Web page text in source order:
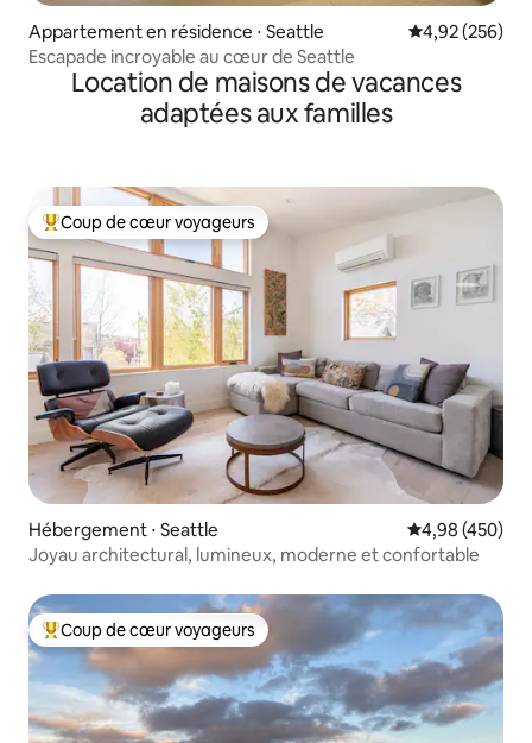
Appartement en résidence ⋅ Seattle Évaluation
4,92 (256)
Escapade incroyable au cœur de Seattle
Location de maisons de vacances
adaptées aux familles
Coups de cœur voyageurs les plus appréciés
Coup de cœur voyageurs
Hébergement ⋅ Seattle Évaluation
4,98 (450)
Joyau architectural, lumineux, moderne et confortable
Coups de cœur voyageurs les plus appréciés
Coup de cœur voyageurs